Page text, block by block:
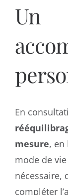
Un
En
mesure, en
mode de
nécessaire,
compléter